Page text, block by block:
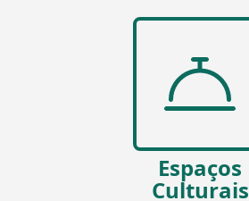
Espaços
Culturais